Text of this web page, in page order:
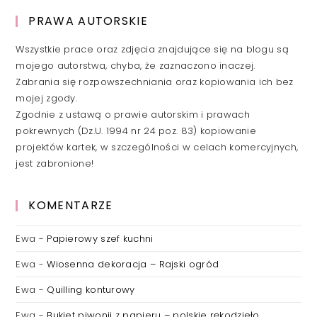
PRAWA AUTORSKIE
Wszystkie prace oraz zdjęcia znajdujące się na blogu są
mojego autorstwa, chyba, że zaznaczono inaczej.
Zabrania się rozpowszechniania oraz kopiowania ich bez
mojej zgody.
Zgodnie z ustawą o prawie autorskim i prawach
pokrewnych (Dz.U. 1994 nr 24 poz. 83) kopiowanie
projektów kartek, w szczególności w celach komercyjnych,
jest zabronione!
KOMENTARZE
Ewa - Papierowy szef kuchni
Ewa -Wiosenna dekoracja – Rajski ogród
Ewa - Quilling konturowy